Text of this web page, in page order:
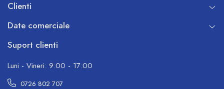
Clienti
Date comerciale
Suport clienti
Luni - Vineri: 9:00 - 17:00
0726 802 707